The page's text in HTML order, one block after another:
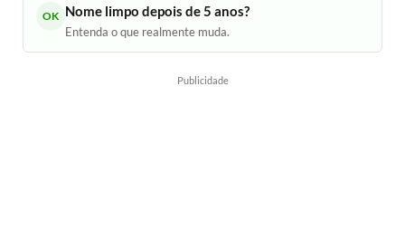
OK Nome limpo depois de 5 anos?
Entenda o que realmente muda.
Publicidade